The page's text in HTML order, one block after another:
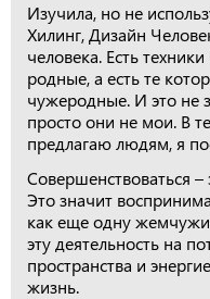
Изучила, но не
Хилинг, Дизайн
человека. Есть
родные, а есть те
чужеродные. И это не
просто они не мои. В
предлагаю людям, я
Совершенствоваться –
Это значит
как еще одну
эту деятельность на
пространства и
жизнь.